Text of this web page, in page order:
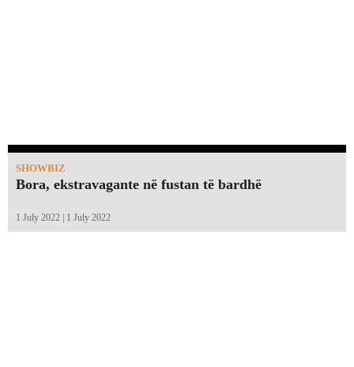
SHOWBIZ
Bora, ekstravagante në fustan të bardhë
1 July 2022 | 1 July 2022